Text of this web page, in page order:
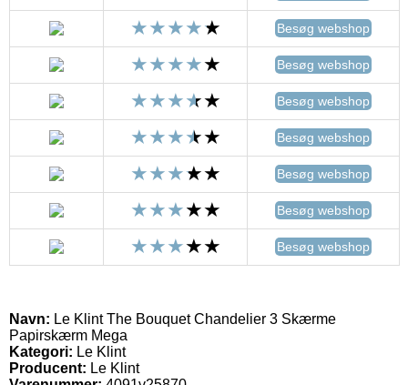
Besøg webshop
Besøg webshop
Besøg webshop
Besøg webshop
Besøg webshop
Besøg webshop
Besøg webshop
Navn: Le Klint The Bouquet Chandelier 3 Skærme
Papirskærm Mega
Kategori: Le Klint
Producent: Le Klint